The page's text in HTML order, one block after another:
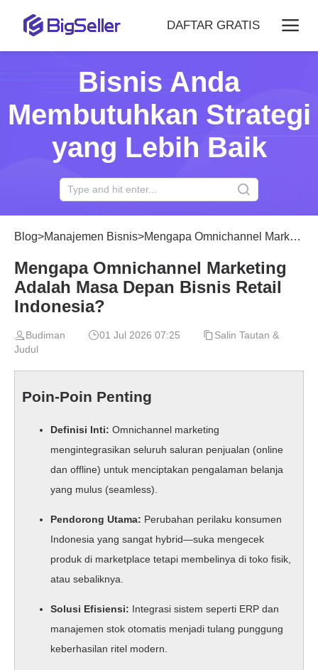
DAFTAR GRATIS
Bisnis Anda
Membutuhkan Strategi
yang Lebih Baik
Blog>Manajemen Bisnis>Mengapa Omnichannel Marketing Adalah Masa Depan Bisnis Retail Indonesia?
Mengapa Omnichannel Marketing
Adalah Masa Depan Bisnis Retail
Indonesia?
Budiman 01 Jul 2026 07:25
Salin Tautan &
Judul